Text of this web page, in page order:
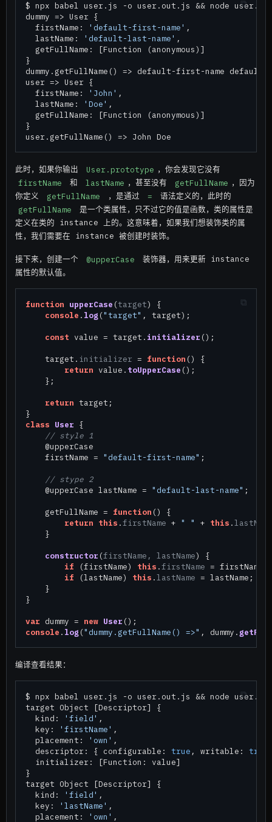
$ npx babel user.js -o user.out.js && node
dummy => User {
  firstName:
'default-first-name' ,
  lastName:
'default-last-name' ,
  getFullName: [Function (anonymous)]
}
dummy.getFullName() => default-first-name default-
user => User {
  firstName:
'John' ,
  lastName:
'Doe' ,
  getFullName: [Function (anonymous)]
}
此时，如果你输出 User.prototype ，你会发现它没有
firstName
和 lastName ，甚至没有 getFullName ，因为
你定义
getFullName ，是通过 =
语法定义的，此时的
getFullName
是一个类属性，只不过它的值是函数，类的属性是
定义在类的 instance 上的。这意味着，如果我们想装饰类的属
性，我们需要在 instance 被创建时装饰。
接下来，创建一个 @upperCase
装饰器，用来更新 instance
属性的默认值。
function upperCase (target) {
console . log("target" , target);
const value = target. initializer ();
    target.
initializer = function () {
return value. toUpperCase ();
    };
return target;
class
User {
// style 1
    @upperCase
    firstName =
"default-first-name" ;
// stype 2
    @upperCase lastName =
"default-last-name" ;
    getFullName =
function () {
return
this .firstName + " " + this .
    }
constructor (firstName, lastName) {
if (firstName) this .firstName = firstName;
if (lastName) this .lastName = lastName;
    }
}
var dummy = new User
console . log("dummy.getFullName() =>" , dummy.
编译查看结果：
$ npx babel user.js -o user.out.js && node
target Object [Descriptor] {
  kind:
'field' ,
  key:
'firstName' ,
  placement:
'own' ,
  descriptor: { configurable:
true , writable: true
  initializer: [Function: value]
}
target Object [Descriptor] {
  kind:
'field' ,
  key:
'lastName' ,
  placement:
'own' ,